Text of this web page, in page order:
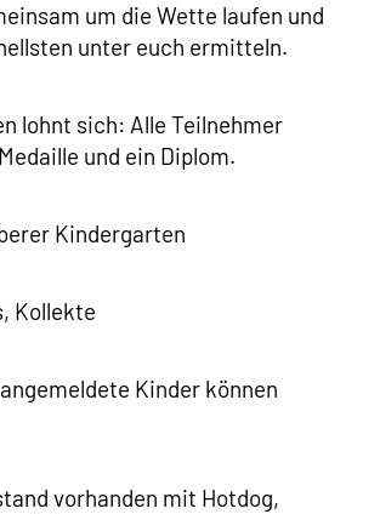
um die Wette laufen und
unter euch ermitteln.
lohnt sich: Alle Teilnehmer
und ein Diplom.
Kindergarten
Kollekte
Kinder können
vorhanden mit Hotdog,